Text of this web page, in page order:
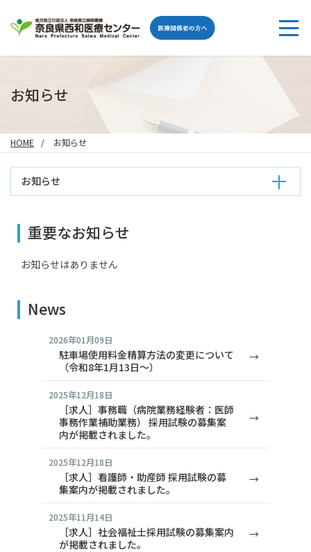
お知らせ
HOME お知らせ
お知らせ
重要なお知らせ
お知らせはありません
News
2026年01月09日
駐車場使用料金精算方法の変更について
（令和8年1月13日～）
2025年12月18日
［求人］事務職（病院業務経験者：医師
事務作業補助業務） 採用試験の募集案
内が掲載されました。
2025年12月18日
［求人］看護師・助産師 採用試験の募
集案内が掲載されました。
2025年11月14日
［求人］社会福祉士採用試験の募集案内
が掲載されました。